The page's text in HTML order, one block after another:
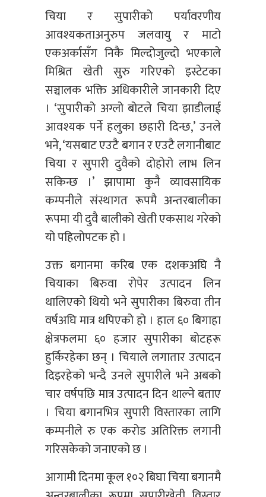
चिया र सुपारीको पर्यावरणीय
आवश्यकताअनुरुप जलवायु र माटो
एकअर्कासँग निकै मिल्दोजुल्दो भएकाले
मिश्रित खेती सुरु गरिएको इस्टेटका
सञ्चालक भक्ति अधिकारीले जानकारी दिए
। ‘सुपारीको अग्लो बोटले चिया झाडीलाई
आवश्यक पर्ने हलुका छहारी दिन्छ,’ उनले
भने, ‘यसबाट एउटै बगान र एउटै लगानीबाट
चिया र सुपारी दुवैको दोहोरो लाभ लिन
सकिन्छ ।’ झापामा कुनै व्यावसायिक
कम्पनीले संस्थागत रूपमै अन्तरबालीका
रूपमा यी दुवै बालीको खेती एकसाथ गरेको
यो पहिलोपटक हो ।
उक्त बगानमा करिब एक दशकअघि नै
चियाका बिरुवा रोपेर उत्पादन लिन
थालिएको थियो भने सुपारीका बिरुवा तीन
वर्षअघि मात्र थपिएको हो । हाल ६० बिगाहा
क्षेत्रफलमा ६० हजार सुपारीका बोटहरू
हुर्किरहेका छन् । चियाले लगातार उत्पादन
दिइरहेको भन्दै उनले सुपारीले भने अबको
चार वर्षपछि मात्र उत्पादन दिन थाल्ने बताए
। चिया बगानभित्र सुपारी विस्तारका लागि
कम्पनीले रु एक करोड अतिरिक्त लगानी
गरिसकेको जनाएको छ ।
आगामी दिनमा कूल १०२ बिघा चिया बगानमै